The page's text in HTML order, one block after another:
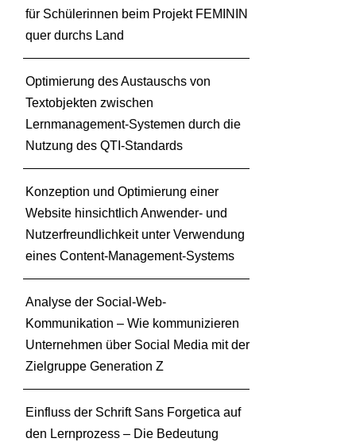
für Schülerinnen beim Projekt FEMININ
quer durchs Land
Optimierung des Austauschs von
Textobjekten zwischen
Lernmanagement-Systemen durch die
Nutzung des QTI-Standards
Konzeption und Optimierung einer
Website hinsichtlich Anwender- und
Nutzerfreundlichkeit unter Verwendung
eines Content-Management-Systems
Analyse der Social-Web-
Kommunikation – Wie kommunizieren
Unternehmen über Social Media mit der
Zielgruppe Generation Z
Einfluss der Schrift Sans Forgetica auf
den Lernprozess – Die Bedeutung